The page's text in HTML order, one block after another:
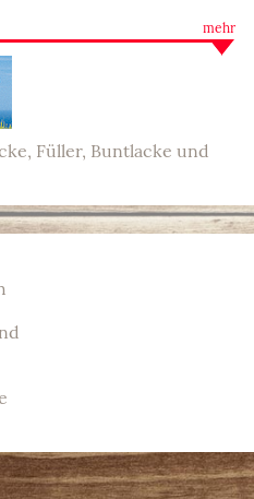
Füller, Buntlacke und